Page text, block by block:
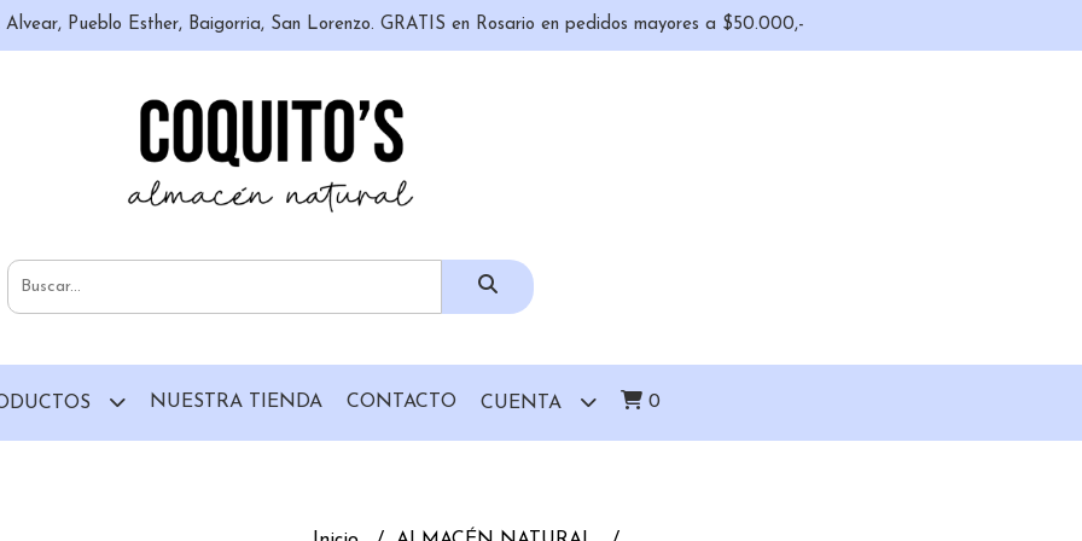
Alvear, Pueblo Esther, Baigorria, San Lorenzo. GRATIS en Rosario en pedidos mayores a $50.000,-
NUESTRA TIENDA CONTACTO CUENTA 0